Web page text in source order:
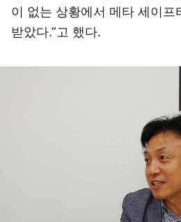
이 없는 상황에서 메타 세이프
받았다.”고 했다.